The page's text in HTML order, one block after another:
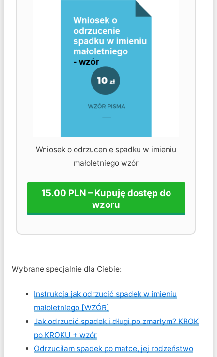
Wniosek o odrzucenie spadku w imieniu
małoletniego wzór
15.00 PLN – Kupuję dostęp do
wzoru
Wybrane specjalnie dla Ciebie:
Instrukcja jak odrzucić spadek w imieniu
małoletniego [WZÓR]
Jak odrzucić spadek i długi po zmarłym? KROK
po KROKU + wzór
Odrzuciłam spadek po matce, jej rodzeństwo